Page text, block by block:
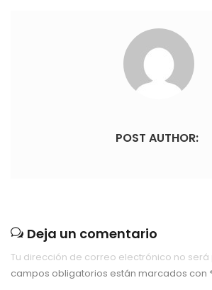
POST AUTHOR:
Deja un comentario
Tu dirección de correo electrónico no
campos obligatorios están marcados con